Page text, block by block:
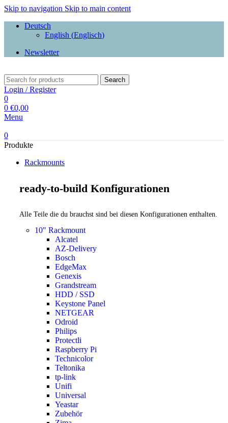
Skip to navigation Skip to main content
Deutsch
English (Englisch)
Newsletter
Search
Login / Register
0
0 €0,00
Menu
0
Produkte
Rackmounts
ready-to-build Konfigurationen
Alle Teile die du brauchst sind bei diesen Konfigurationen enthalten.
10" Rackmount
Alcatel
AZ-Delivery
Bosch
EdgeMax
Genexis
Grandstream
HDD / SSD
Keystone Panel
NETGEAR
Odroid
Philips
Protectli
Raspberry Pi
Technicolor
Teltonika
tp-link
Unifi
Universal
Yeastar
Zubehör